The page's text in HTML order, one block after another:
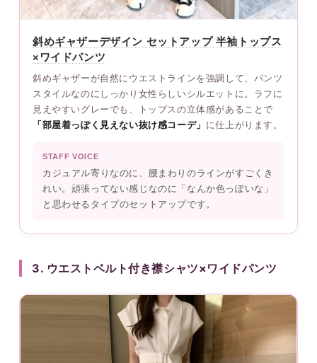
斜めギャザーデザイン セットアップ 半袖トップス
×ワイドパンツ
斜めギャザーが自然にウエストラインを強調して、パンツ
スタイルなのにしっかり女性らしいシルエットに。ラフに
見えやすいグレーでも、トップスの立体感があることで
「部屋着っぽく見えない抜け感コーデ」 に仕上がります。
STAFF VOICE
カジュアル寄りなのに、腰まわりのラインがすごくき
れい。頑張ってない感じなのに「なんか色っぽいな」
と思わせるタイプのセットアップです。
3. ウエストベルト付き襟シャツ×ワイドパンツ